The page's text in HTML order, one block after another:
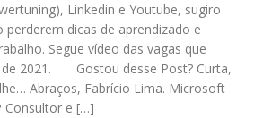
Linkedin e Youtube, sugiro
perderem dicas de aprendizado e
Segue vídeo das vagas que
de 2021. Gostou desse Post? Curta,
Abraços, Fabrício Lima. Microsoft
Consultor e […]